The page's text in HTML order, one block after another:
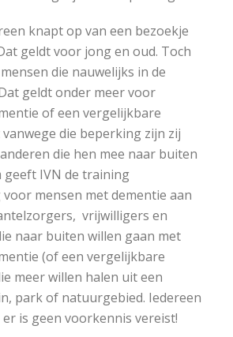
knapt op van een bezoekje
geldt voor jong en oud. Toch
die nauwelijks in de
geldt onder meer voor
of een vergelijkbare
die beperking zijn zij
die hen mee naar buiten
geeft IVN de training
mensen met dementie aan
vrijwilligers en
naar buiten willen gaan met
(of een vergelijkbare
meer willen halen uit een
park of natuurgebied. Iedereen
er is geen voorkennis vereist!